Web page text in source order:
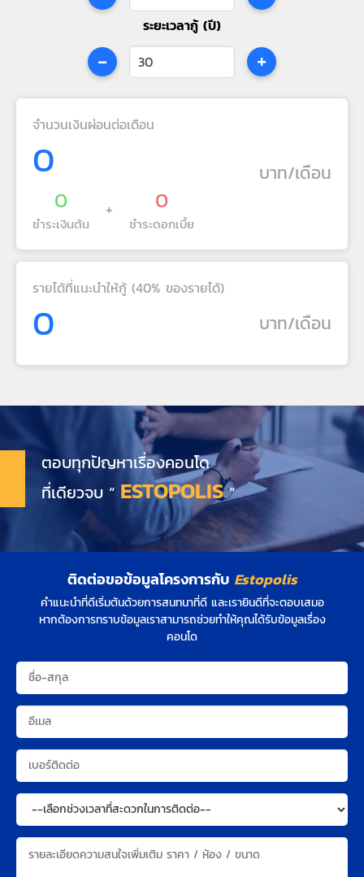
ระยะเวลากู้ (ปี)
- +
จำนวนเงินผ่อนต่อเดือน
0 บาท/เดือน
0
ชำระเงินต้น
+ 0
ชำระดอกเบี้ย
รายได้ที่แนะนำให้กู้ (40% ของรายได้)
0 บาท/เดือน
ตอบทุกปัญหาเรื่องคอนโด
ที่เดียวจบ “ ESTOPOLIS”
ติดต่อขอข้อมูลโครงการกับ Estopolis
คำแนะนำที่ดีเริ่มต้นด้วยการสนทนาที่ดี และเรายินดีที่จะตอบเสมอ
หากต้องการทราบข้อมูลเราสามารถช่วยทำให้คุณได้รับข้อมูลเรื่อง
คอนโด